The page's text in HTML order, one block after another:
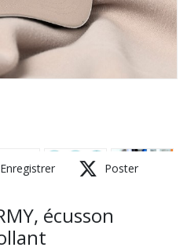
Enregistrer Poster
écusson